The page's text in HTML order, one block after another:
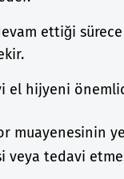
ettiği sürece
el hijyeni
muayenesinin
tedavi